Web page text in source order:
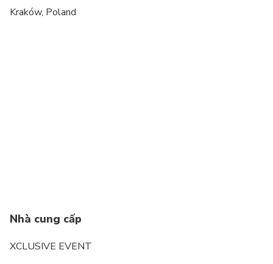
Kraków, Poland
Nhà cung cấp
XCLUSIVE EVENT